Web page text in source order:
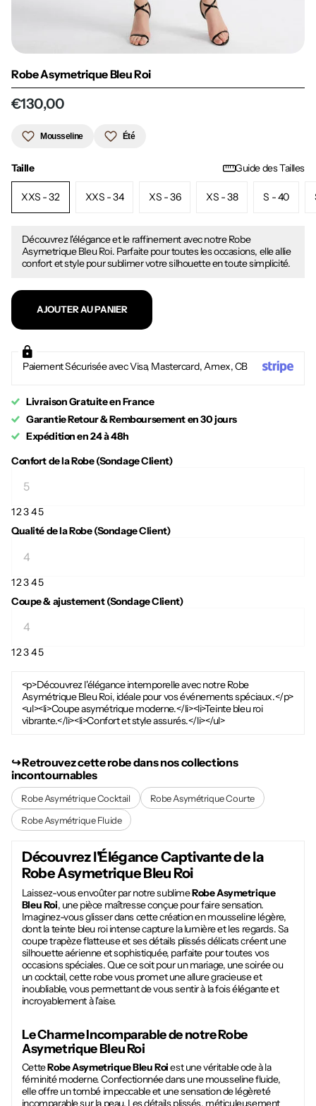
Robe Asymetrique Bleu Roi
€130,00
Mousseline Été
Taille Guide des Tailles
XXS - 32 XXS - 34 XS - 36 XS - 38 S - 40
Découvrez l'élégance et le raffinement avec notre Robe
Asymetrique Bleu Roi. Parfaite pour toutes les occasions, elle allie
confort et style pour sublimer votre silhouette en toute simplicité.
AJOUTER AU PANIER
Paiement Sécurisée avec Visa, Mastercard, Amex, CB
Livraison Gratuite en France
Garantie Retour & Remboursement en 30 jours
Expédition en 24 à 48h
Confort de la Robe (Sondage Client)
12345
Qualité de la Robe (Sondage Client)
12345
Coupe & ajustement (Sondage Client)
12345
<p>Découvrez l'élégance intemporelle avec notre Robe
Asymétrique Bleu Roi, idéale pour vos événements spéciaux.</p>
<ul><li>Coupe asymétrique moderne.</li><li>Teinte bleu roi
vibrante.</li><li>Confort et style assurés.</li></ul>
↪︎ Retrouvez cette robe dans nos collections
incontournables
Robe Asymétrique Cocktail
Robe Asymétrique Courte
Robe Asymétrique Fluide
Découvrez l'Élégance Captivante de la
Robe Asymetrique Bleu Roi
Laissez-vous envoûter par notre sublimeRobe Asymetrique
Bleu Roi, une pièce maîtresse conçue pour faire sensation.
Imaginez-vous glisser dans cette création en mousseline légère,
dont la teinte bleu roi intense capture la lumière et les regards. Sa
coupe trapèze flatteuse et ses détails plissés délicats créent une
silhouette aérienne et sophistiquée, parfaite pour toutes vos
occasions spéciales. Que ce soit pour un mariage, une soirée ou
un cocktail, cette robe vous promet une allure gracieuse et
inoubliable, vous permettant de vous sentir à la fois élégante et
incroyablement à l'aise.
Le Charme Incomparable de notreRobe
Asymetrique Bleu Roi
CetteRobe Asymetrique Bleu Roiest une véritable ode à la
féminité moderne. Confectionnée dans une mousseline fluide,
elle offre un tombé impeccable et une sensation de légèreté
incomparable sur la peau. Les détails plissés, méticuleusement